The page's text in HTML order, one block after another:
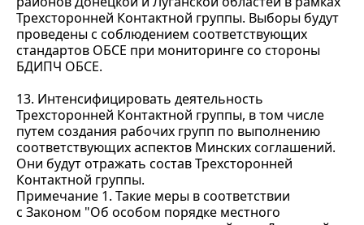
Трехсторонней Контактной группы. Выборы будут
проведены с соблюдением соответствующих
стандартов ОБСЕ при мониторинге со стороны
БДИПЧ ОБСЕ.
13. Интенсифицировать деятельность
Трехсторонней Контактной группы, в том числе
путем создания рабочих групп по выполнению
соответствующих аспектов Минских соглашений.
Они будут отражать состав Трехсторонней
Контактной группы.
Примечание 1. Такие меры в соответствии
с Законом "Об особом порядке местного